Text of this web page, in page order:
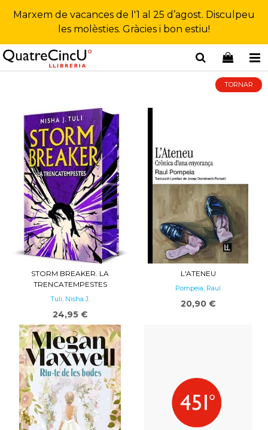
Marxem de vacances de l'1 al 25 d’agost. Disculpeu
les molèsties. Gràcies i bon estiu!
TORNAR
STORM BREAKER. LA
TRENCATEMPESTES
Tuli, Nisha J.
24,95 €
L'ATENEU
Pompeia, Raul
20,90 €